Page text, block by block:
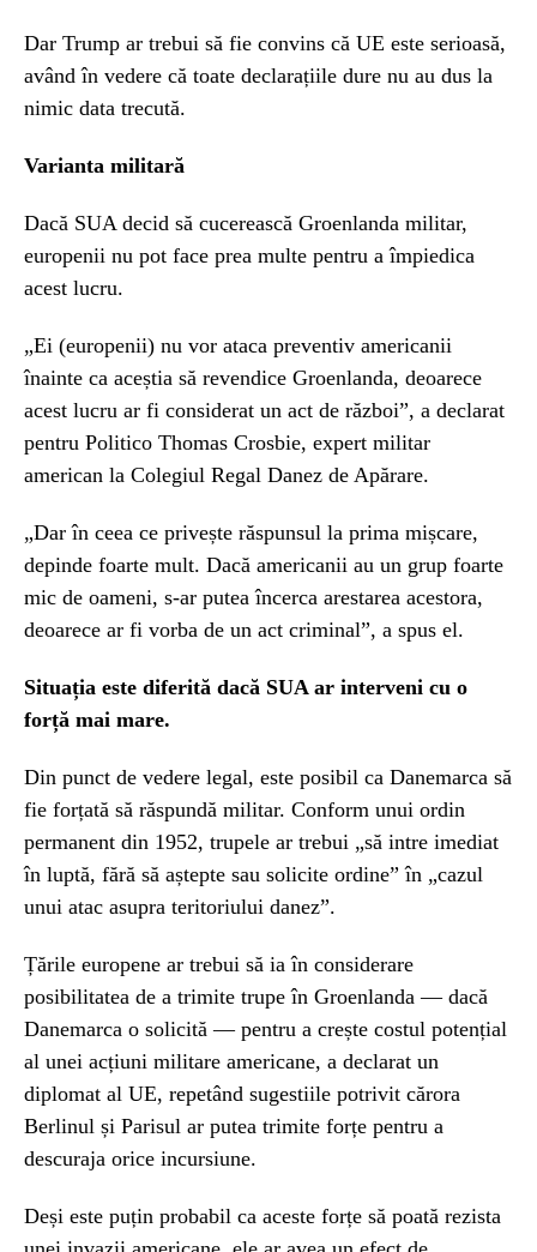
Dar Trump ar trebui să fie convins că UE este serioasă,
având în vedere că toate declarațiile dure nu au dus la
nimic data trecută.
Varianta militară
Dacă SUA decid să cucerească Groenlanda militar,
europenii nu pot face prea multe pentru a împiedica
acest lucru.
„Ei (europenii) nu vor ataca preventiv americanii
înainte ca aceștia să revendice Groenlanda, deoarece
acest lucru ar fi considerat un act de război”, a declarat
pentru Politico Thomas Crosbie, expert militar
american la Colegiul Regal Danez de Apărare.
„Dar în ceea ce privește răspunsul la prima mișcare,
depinde foarte mult. Dacă americanii au un grup foarte
mic de oameni, s-ar putea încerca arestarea acestora,
deoarece ar fi vorba de un act criminal”, a spus el.
Situația este diferită dacă SUA ar interveni cu o
forță mai mare.
Din punct de vedere legal, este posibil ca Danemarca să
fie forțată să răspundă militar. Conform unui ordin
permanent din 1952, trupele ar trebui „să intre imediat
în luptă, fără să aștepte sau solicite ordine” în „cazul
unui atac asupra teritoriului danez”.
Țările europene ar trebui să ia în considerare
posibilitatea de a trimite trupe în Groenlanda — dacă
Danemarca o solicită — pentru a crește costul potențial
al unei acțiuni militare americane, a declarat un
diplomat al UE, repetând sugestiile potrivit cărora
Berlinul și Parisul ar putea trimite forțe pentru a
descuraja orice incursiune.
Deși este puțin probabil ca aceste forțe să poată rezista